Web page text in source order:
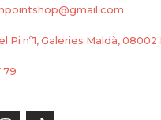
Pi nº1, Galeries Maldà,
79